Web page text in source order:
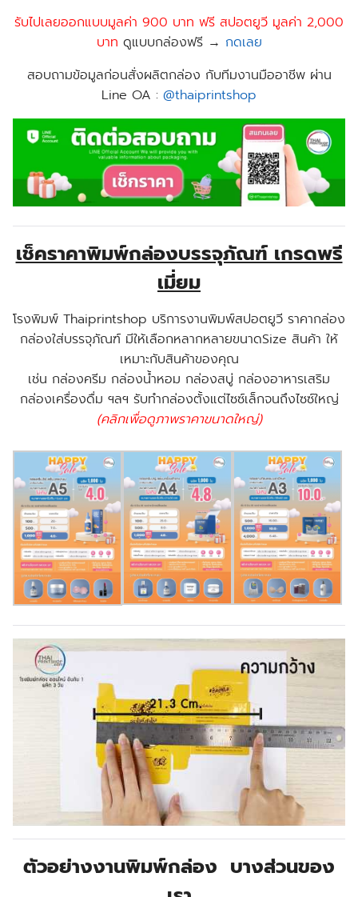
รับไปเลยออกแบบมูลค่า 900 บาท ฟรี สปอตยูวี มูลค่า 2,000
บาท ดูแบบกล่องฟรี → กดเลย
สอบถามข้อมูลก่อนสั่งผลิตกล่อง กับทีมงานมืออาชีพ ผ่าน
Line OA : @thaiprintshop
เช็คราคาพิมพ์กล่องบรรจุภัณฑ์ เกรดพรี
เมี่ยม
โรงพิมพ์ Thaiprintshop บริการงานพิมพ์สปอตยูวี ราคากล่อง
กล่องใส่บรรจุภัณฑ์ มีให้เลือกหลากหลายขนาดSize สินค้า ให้
เหมาะกับสินค้าของคุณ
เช่น กล่องครีม กล่องน้ำหอม กล่องสบู่ กล่องอาหารเสริม
กล่องเครื่องดื่ม ฯลฯ รับทำกล่องตั้งแต่ไซซ์เล็กจนถึงไซซ์ใหญ่
(คลิกเพื่อดูภาพราคาขนาดใหญ่)
ตัวอย่างงานพิมพ์กล่อง บางส่วนของ